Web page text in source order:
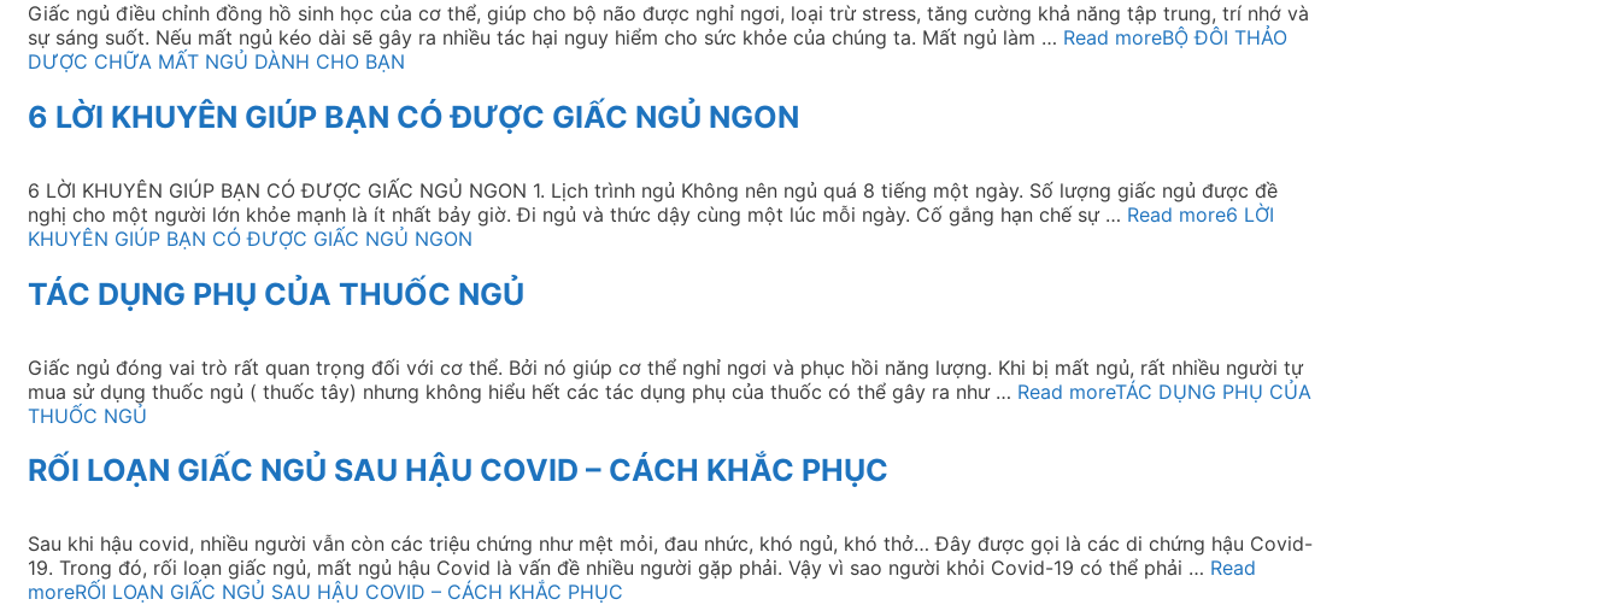
Giấc ngủ điều chỉnh đồng hồ sinh học của cơ thể, giúp cho bộ não được nghỉ ngơi, loại trừ stress, tăng cường khả năng tập trung, trí nhớ và
sự sáng suốt. Nếu mất ngủ kéo dài sẽ gây ra nhiều tác hại nguy hiểm cho sức khỏe của chúng ta. Mất ngủ làm … Read moreBỘ ĐÔI THẢO
DƯỢC CHỮA MẤT NGỦ DÀNH CHO BẠN
6 LỜI KHUYÊN GIÚP BẠN CÓ ĐƯỢC GIẤC NGỦ NGON
6 LỜI KHUYÊN GIÚP BẠN CÓ ĐƯỢC GIẤC NGỦ NGON 1. Lịch trình ngủ Không nên ngủ quá 8 tiếng một ngày. Số lượng giấc ngủ được đề
nghị cho một người lớn khỏe mạnh là ít nhất bảy giờ. Đi ngủ và thức dậy cùng một lúc mỗi ngày. Cố gắng hạn chế sự … Read more6 LỜI
KHUYÊN GIÚP BẠN CÓ ĐƯỢC GIẤC NGỦ NGON
TÁC DỤNG PHỤ CỦA THUỐC NGỦ
Giấc ngủ đóng vai trò rất quan trọng đối với cơ thể. Bởi nó giúp cơ thể nghỉ ngơi và phục hồi năng lượng. Khi bị mất ngủ, rất nhiều người tự
mua sử dụng thuốc ngủ ( thuốc tây) nhưng không hiểu hết các tác dụng phụ của thuốc có thể gây ra như … Read moreTÁC DỤNG PHỤ CỦA
THUỐC NGỦ
RỐI LOẠN GIẤC NGỦ SAU HẬU COVID – CÁCH KHẮC PHỤC
Sau khi hậu covid, nhiều người vẫn còn các triệu chứng như mệt mỏi, đau nhức, khó ngủ, khó thở… Đây được gọi là các di chứng hậu Covid-
19. Trong đó, rối loạn giấc ngủ, mất ngủ hậu Covid là vấn đề nhiều người gặp phải. Vậy vì sao người khỏi Covid-19 có thể phải … Read
moreRỐI LOẠN GIẤC NGỦ SAU HẬU COVID – CÁCH KHẮC PHỤC